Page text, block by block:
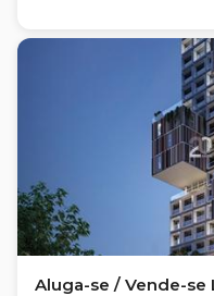
Aluga-se / Vende-se